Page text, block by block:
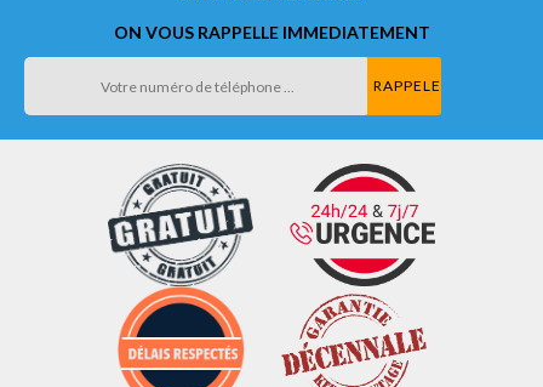
ON VOUS RAPPELLE IMMEDIATEMENT